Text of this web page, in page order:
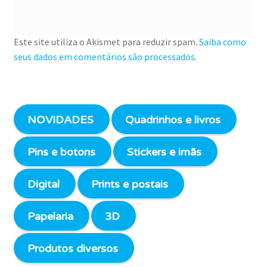
Este site utiliza o Akismet para reduzir spam. Saiba como
seus dados em comentários são processados.
NOVIDADES Quadrinhos e livros
Pins e botons Stickers e imãs
Digital Prints e postais
Papelaria 3D
Produtos diversos